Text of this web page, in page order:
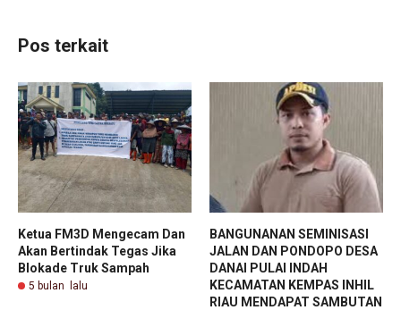
Pos terkait
Ketua FM3D Mengecam Dan
Akan Bertindak Tegas Jika
Blokade Truk Sampah
5 bulan lalu
BANGUNANAN SEMINISASI
JALAN DAN PONDOPO DESA
DANAI PULAI INDAH
KECAMATAN KEMPAS INHIL
RIAU MENDAPAT SAMBUTAN